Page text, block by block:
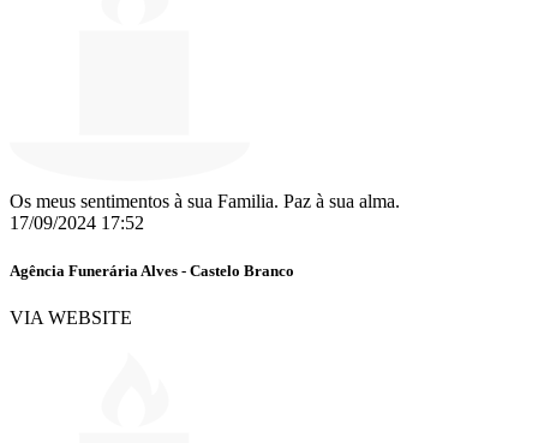
Os meus sentimentos à sua Familia. Paz à sua alma.
17/09/2024 17:52
Agência Funerária Alves - Castelo Branco
VIA WEBSITE